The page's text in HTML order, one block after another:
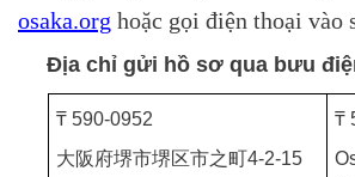
osaka.org hoặc gọi điện thoại vào
Địa chỉ gửi hồ sơ qua bưu
₸ 590-0952
大阪府堺市堺区市之町4-2-15
₸